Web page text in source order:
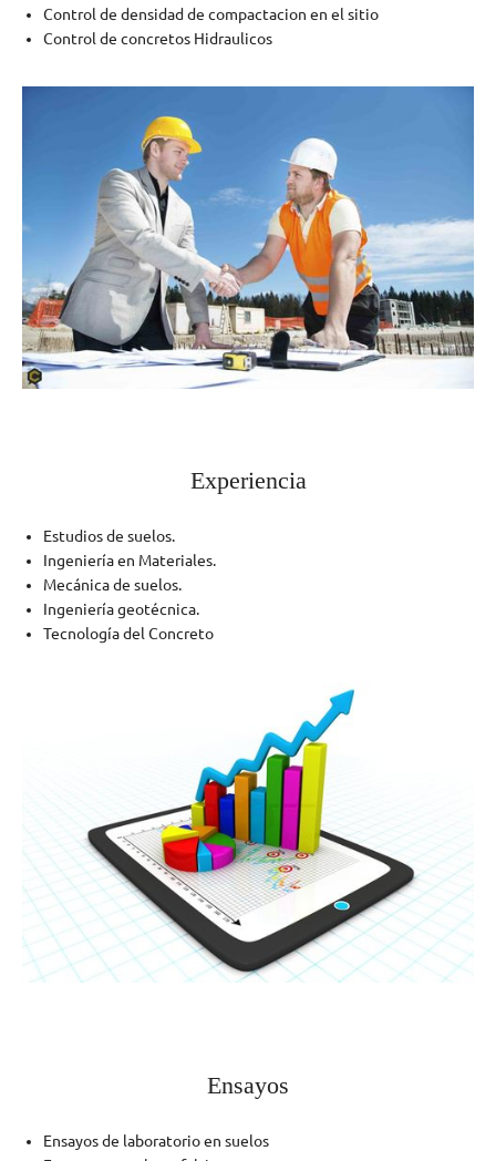
Control de densidad de compactacion en el sitio
Control de concretos Hidraulicos
Experiencia
Estudios de suelos.
Ingeniería en Materiales.
Mecánica de suelos.
Ingeniería geotécnica.
Tecnología del Concreto
Ensayos
Ensayos de laboratorio en suelos